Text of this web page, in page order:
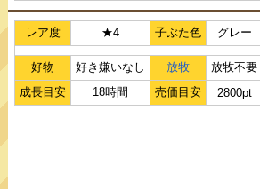
レア度 ★4 子ぶた色 グレー
好物 好き嫌いなし 放牧
放牧不要
成長目安
18時間 売価目安 2800pt